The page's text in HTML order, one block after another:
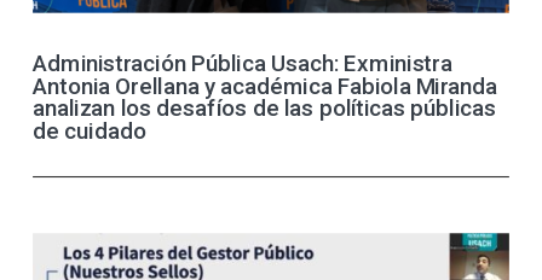
Administración Pública Usach: Exministra
Antonia Orellana y académica Fabiola Miranda
analizan los desafíos de las políticas públicas
de cuidado